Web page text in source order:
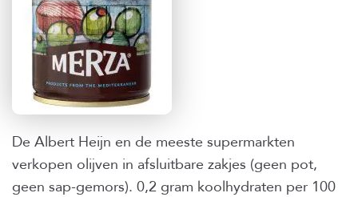
De Albert Heijn en de meeste supermarkten
verkopen olijven in afsluitbare zakjes (geen pot,
geen sap-gemors). 0,2 gram koolhydraten per 100